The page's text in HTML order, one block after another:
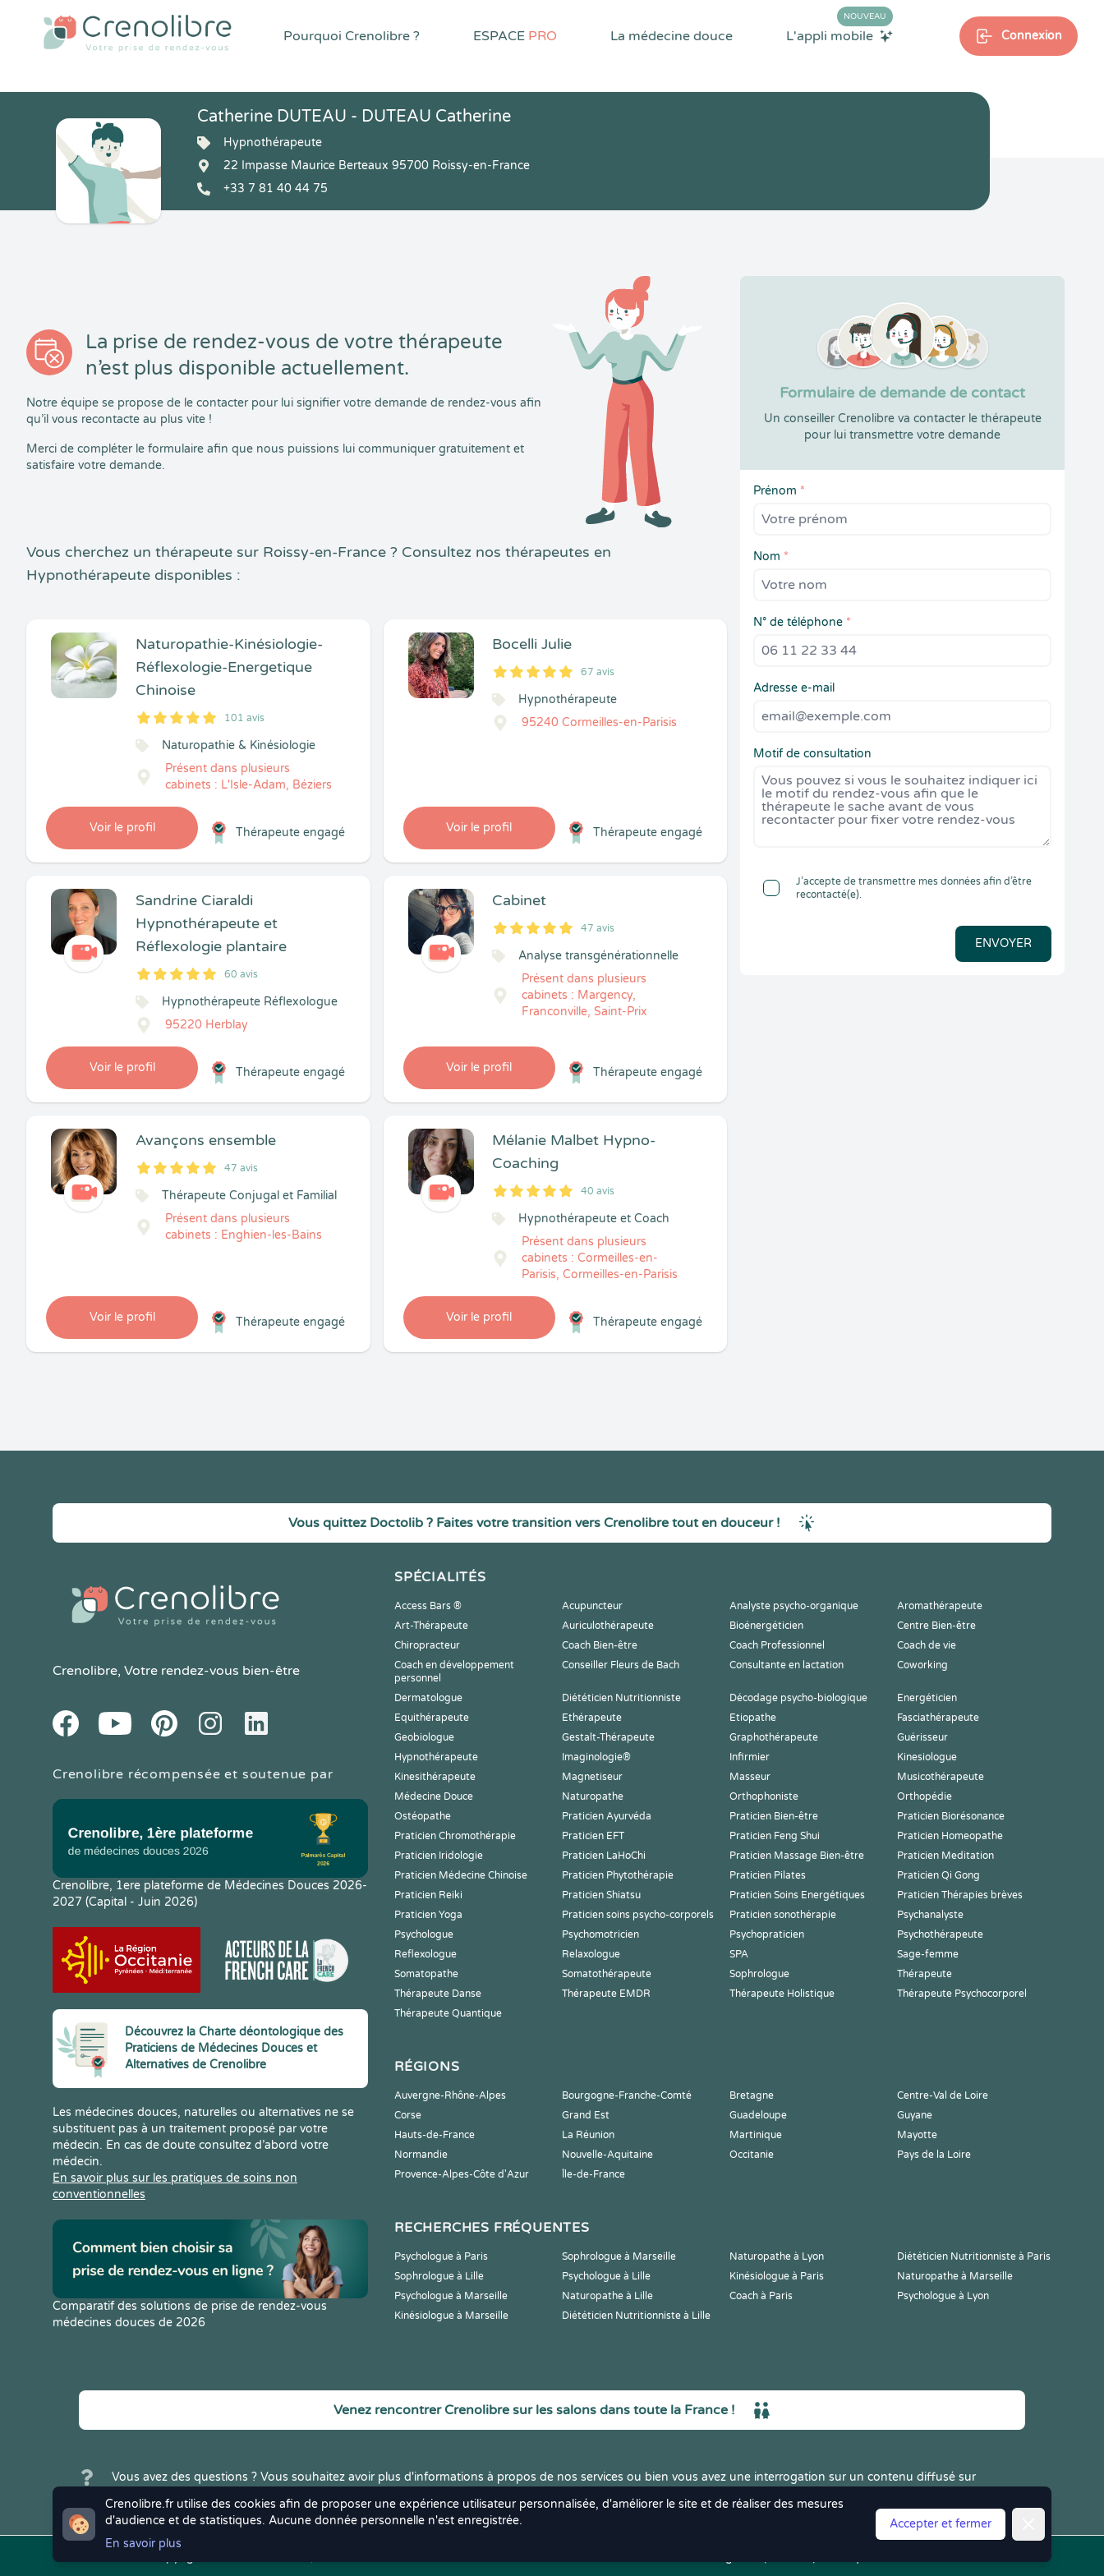
Pourquoi Crenolibre ? ESPACE PRO La médecine douce L'appli mobile
NOUVEAU
Connexion
Catherine DUTEAU - DUTEAU Catherine
Hypnothérapeute
22 Impasse Maurice Berteaux 95700 Roissy-en-France
+33 7 81 40 44 75
La prise de rendez-vous de votre thérapeute
n’est plus disponible actuellement.
Notre équipe se propose de le contacter pour lui signifier votre demande de rendez-vous afin
qu’il vous recontacte au plus vite !
Merci de compléter le formulaire afin que nous puissions lui communiquer gratuitement et
satisfaire votre demande.
Vous cherchez un thérapeute sur Roissy-en-France ? Consultez nos thérapeutes en
Hypnothérapeute disponibles :
Naturopathie-Kinésiologie-
Réflexologie-Energetique
Chinoise
5
1
5
101 101 avis
Naturopathie & Kinésiologie
Présent dans plusieurs
cabinets : L'Isle-Adam, Béziers
Voir le profil Thérapeute engagé
Bocelli Julie
5
1
5
67 67 avis
Hypnothérapeute
95240 Cormeilles-en-Parisis
Voir le profil Thérapeute engagé
Sandrine Ciaraldi
Hypnothérapeute et
Réflexologie plantaire
5
1
5
60 60 avis
Hypnothérapeute Réflexologue
95220 Herblay
Voir le profil Thérapeute engagé
Cabinet
5
1
5
47 47 avis
Analyse transgénérationnelle
Présent dans plusieurs
cabinets : Margency,
Franconville, Saint-Prix
Voir le profil Thérapeute engagé
Avançons ensemble
5
1
5
47 47 avis
Thérapeute Conjugal et Familial
Présent dans plusieurs
cabinets : Enghien-les-Bains
Voir le profil Thérapeute engagé
Mélanie Malbet Hypno-
Coaching
5
1
5
40 40 avis
Hypnothérapeute et Coach
Présent dans plusieurs
cabinets : Cormeilles-en-
Parisis, Cormeilles-en-Parisis
Voir le profil Thérapeute engagé
Formulaire de demande de contact
Un conseiller Crenolibre va contacter le thérapeute
pour lui transmettre votre demande
Prénom *
Nom *
N° de téléphone *
Adresse e-mail
Motif de consultation
J’accepte de transmettre mes données afin d’être
recontacté(e).
ENVOYER
Crenolibre.fr utilise des cookies afin de proposer une expérience utilisateur personnalisée, d'améliorer le site et de réaliser des mesures
d'audience et de statistiques. Aucune donnée personnelle n'est enregistrée.
En savoir plus
Accepter et fermer
Vous quittez Doctolib ? Faites votre transition vers Crenolibre tout en douceur !
Crenolibre, Votre rendez-vous bien-être
FacebookYoutube PinteresetInstagramLinkedIn
Crenolibre récompensée et soutenue par
Crenolibre, 1ere plateforme de Médecines Douces 2026-
2027 (Capital - Juin 2026)
Découvrez la Charte déontologique des
Praticiens de Médecines Douces et
Alternatives de Crenolibre
Les médecines douces, naturelles ou alternatives ne se
substituent pas à un traitement proposé par votre
médecin. En cas de doute consultez d’abord votre
médecin.
En savoir plus sur les pratiques de soins non
conventionnelles
Comparatif des solutions de prise de rendez-vous
médecines douces de 2026
SPÉCIALITÉS
Access Bars ® Acupuncteur Analyste psycho-organique
Aromathérapeute
Art-Thérapeute
Auriculothérapeute Bioénergéticien
Centre Bien-être
Chiropracteur
Coach Bien-être Coach Professionnel
Coach de vie
Coach en développement
personnel
Conseiller Fleurs de Bach Consultante en lactation Coworking
Dermatologue Diététicien Nutritionniste Décodage psycho-biologique
Energéticien
Equithérapeute
Ethérapeute Etiopathe
Fasciathérapeute
Geobiologue
Gestalt-Thérapeute Graphothérapeute
Guérisseur
Hypnothérapeute
Imaginologie® Infirmier
Kinesiologue
Kinesithérapeute
Magnetiseur Masseur
Musicothérapeute
Médecine Douce
Naturopathe Orthophoniste
Orthopédie
Ostéopathe
Praticien Ayurvéda Praticien Bien-être
Praticien Biorésonance
Praticien Chromothérapie
Praticien EFT Praticien Feng Shui
Praticien Homeopathe
Praticien Iridologie
Praticien LaHoChi Praticien Massage Bien-être
Praticien Meditation
Praticien Médecine Chinoise
Praticien Phytothérapie Praticien Pilates
Praticien Qi Gong
Praticien Reiki
Praticien Shiatsu Praticien Soins Energétiques
Praticien Thérapies brèves
Praticien Yoga
Praticien soins psycho-corporels Praticien sonothérapie
Psychanalyste
Psychologue
Psychomotricien Psychopraticien
Psychothérapeute
Reflexologue
Relaxologue SPA
Sage-femme
Somatopathe
Somatothérapeute Sophrologue
Thérapeute
Thérapeute Danse
Thérapeute EMDR Thérapeute Holistique
Thérapeute Psychocorporel
Thérapeute Quantique
RÉGIONS
Auvergne-Rhône-Alpes Bourgogne-Franche-Comté Bretagne
Centre-Val de Loire
Corse
Grand Est Guadeloupe
Guyane
Hauts-de-France
La Réunion Martinique
Mayotte
Normandie
Nouvelle-Aquitaine Occitanie
Pays de la Loire
Provence-Alpes-Côte d'Azur
Île-de-France
RECHERCHES FRÉQUENTES
Psychologue à Paris Sophrologue à Marseille Naturopathe à Lyon
Diététicien Nutritionniste à Paris
Sophrologue à Lille
Psychologue à Lille Kinésiologue à Paris
Naturopathe à Marseille
Psychologue à Marseille
Naturopathe à Lille Coach à Paris
Psychologue à Lyon
Kinésiologue à Marseille
Diététicien Nutritionniste à Lille
Venez rencontrer Crenolibre sur les salons dans toute la France !
Vous avez des questions ? Vous souhaitez avoir plus d'informations à propos de nos services ou bien vous avez une interrogation sur un contenu diffusé sur